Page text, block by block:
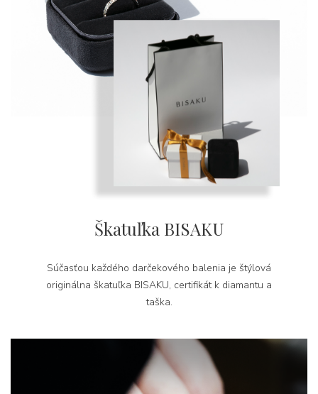
Škatuľka BISAKU
Súčasťou každého darčekového balenia je štýlová
originálna škatuľka BISAKU, certifikát k diamantu a
taška.